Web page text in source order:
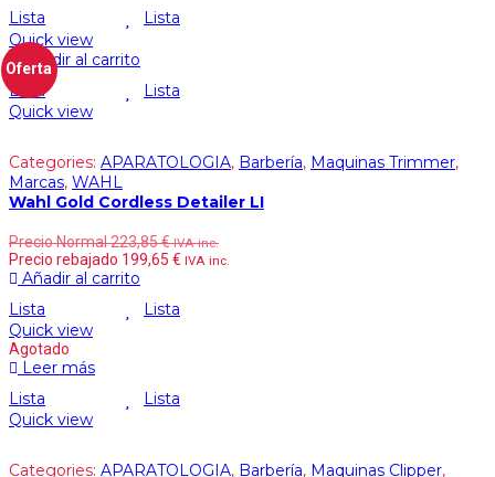
Lista
Lista
Quick view
OfertaAñadir al carrito
Lista
Lista
Quick view
Categories: APARATOLOGIA, Barbería, Maquinas Trimmer,
Marcas, WAHL
Wahl Gold Cordless Detailer LI
Precio Normal223,85€ IVA inc.
Precio rebajado 199,65 € IVA inc.
Añadir al carrito
Lista
Lista
Quick view
Agotado
Leer más
Lista
Lista
Quick view
Categories: APARATOLOGIA, Barbería, Maquinas Clipper,